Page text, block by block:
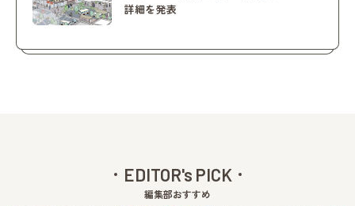
詳細を発表
EDITOR's PICK
編集部おすすめ